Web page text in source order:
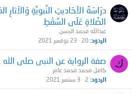
درَاسَةُ الأحَاديثِ النَّبويَّةِ
الصَّلاةِ عَلَى السِّقْطِ
عبدالله محمد الحسن
الردود 20 23 نوفمبر 2021
ك صفة الرواية عن النبى صلى
كامل محمد محمد عامر
الردود 2 3 سبتمبر 2021